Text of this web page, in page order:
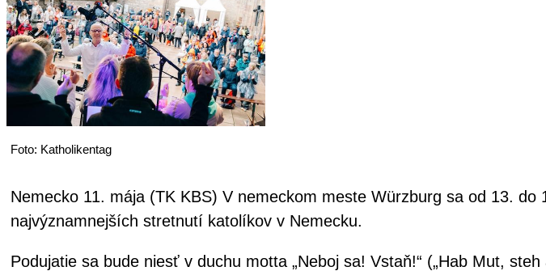
Foto: Katholikentag
Nemecko 11. mája (TK KBS) V nemeckom meste Würzburg sa od 13.
najvýznamnejších stretnutí katolíkov v Nemecku.
Podujatie sa bude niesť v duchu motta „Neboj sa! Vstaň!“ („Hab Mut,